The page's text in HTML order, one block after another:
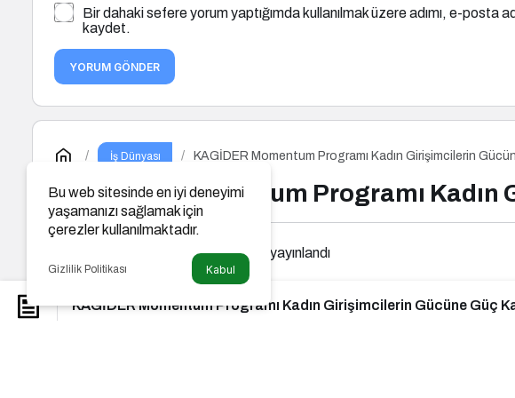
Bir dahaki sefere yorum yaptığımda kullanılmak üzere adımı, e-posta
kaydet.
YORUM GÖNDER
İş Dünyası KAGİDER Momentum Programı Kadın Girişimcilerin
KAGİDER Momentum Programı
Seslendirmecitarafından yayınlandı
KAGİDER Momentum Programı Kadın Girişimcilerin Gücüne Güç
Bu web sitesinde en iyi deneyimi
yaşamanızı sağlamak için
çerezler kullanılmaktadır.
Gizlilik Politikası Kabul